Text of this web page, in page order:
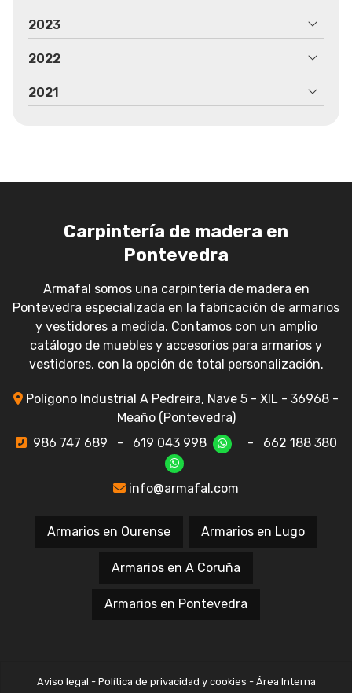
2023
2022
2021
Carpintería de madera en
Pontevedra
Armafal somos una carpintería de madera en
Pontevedra especializada en la fabricación de armarios
y vestidores a medida. Contamos con un amplio
catálogo de muebles y accesorios para armarios y
vestidores, con la opción de total personalización.
Polígono Industrial A Pedreira, Nave 5 - XIL - 36968 -
Meaño (Pontevedra)
986 747 689
- 619 043 998 - 662 188 380
info@armafal.com
Armarios en Ourense Armarios en Lugo
Armarios en A Coruña
Armarios en Pontevedra
Aviso legal - Política de privacidad y cookies - Área Interna